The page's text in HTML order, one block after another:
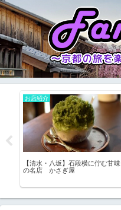
お店紹介
【二条城】兎のベビーカステラが
かわいい！「兎珈琲」